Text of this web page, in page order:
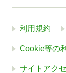
利用規約
Cookie等の
サイトアク